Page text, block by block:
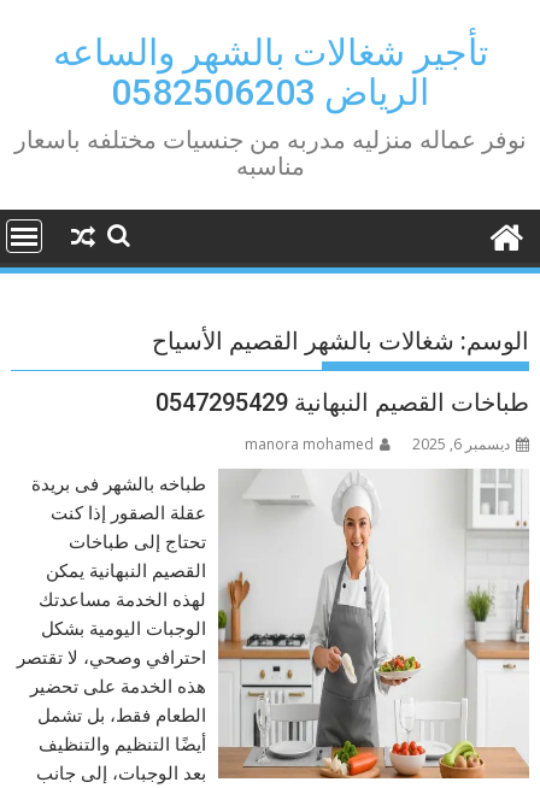
contentتأجير شغالات بالشهر والساعه
الرياض 0582506203
نوفر عماله منزليه مدربه من جنسيات مختلفه باسعار
مناسبه
الوسم: شغالات بالشهر القصيم الأسياح
طباخات القصيم النبهانية 0547295429
ديسمبر 6, 2025 manora mohamed
طباخه بالشهر فى بريدة
عقلة الصقور إذا كنت
تحتاج إلى طباخات
القصيم النبهانية يمكن
لهذه الخدمة مساعدتك
الوجبات اليومية بشكل
احترافي وصحي، لا تقتصر
هذه الخدمة على تحضير
الطعام فقط، بل تشمل
أيضًا التنظيم والتنظيف
بعد الوجبات، إلى جانب